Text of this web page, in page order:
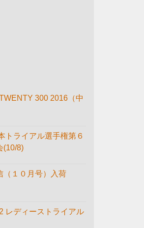
300 2016（中
トライアル選手権第６
(10/8)
（１０月号）入荷
レディーストライアル